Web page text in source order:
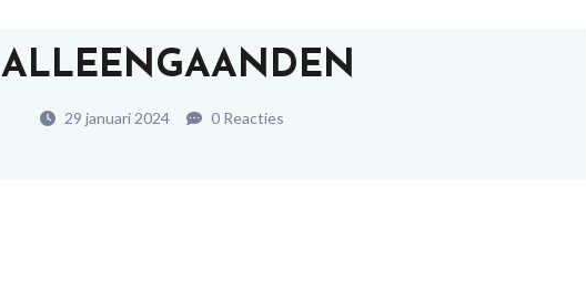
ALLEENGAANDEN
29 januari 2024 0 Reacties